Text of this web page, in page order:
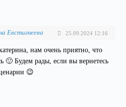
Евстигнеева 25.09.2024 12:16
нам очень приятно, что
🙂 Будем рады, если вы вернетесь
😉